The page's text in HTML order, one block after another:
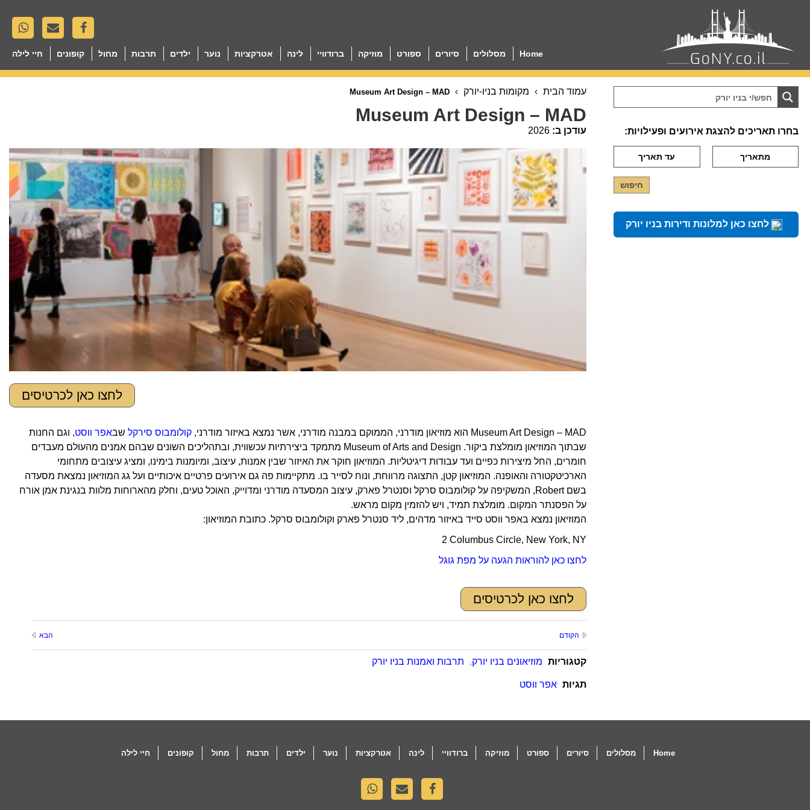
Home מסלולים סיורים ספורט מוזיקה ברודוויי לינה אטרקציות נוער ילדים תרבות מחול קופונים חיי לילה
עמוד הבית מקומות בניו-יורק
Museum Art Design – MAD
עודכן ב: 2026
לחצו כאן לכרטיסים
Museum Art Design – MAD הוא מוזיאון מודרני, הממוקם במבנה מודרני, אשר נמצא באיזור מודרני, קולומבוס סירקלשבאפר ווסט, וגם החנות
שבתוך המוזיאון מומלצת ביקור. Museum of Arts and Design מתמקד ביצירתיות עכשווית, ובתהליכים השונים שבהם אמנים מהעולם מעבדים
חומרים, החל מיצירות כפיים ועד עבודות דיגיטליות. המוזיאון חוקר את האיזור שבין אמנות, עיצוב, ומיומנות בימינו, ומציג עיצובים מתחומי
הארכיטקטורה והאופנה. המוזיאון קטן, התצוגה מרווחת, ונוח לסייר בו. מתקיימות פה גם אירועים פרטיים איכותיים ועל גג המוזיאון נמצאת מסעדה
בשם Robert, המשקיפה על קולומבוס סרקל וסנטרל פארק, עיצוב המסעדה מודרני ומדוייק, האוכל טעים, וחלק מהארוחות מלוות בנגינת אמן אורח
על הפסנתר המקום. מומלצת תמיד, ויש להזמין מקום מראש.
המוזיאון נמצא באפר ווסט סייד באיזור מדהים, ליד סנטרל פארק וקולומבוס סרקל. כתובת המוזיאון:
2 Columbus Circle, New York, NY
לחצו כאן להוראות הגעה על מפת גוגל
לחצו כאן לכרטיסים
הקודם הבא
קטגוריות מוזיאונים בניו יורק, תרבות ואמנות בניו יורק
תגיות אפר ווסט
בחרו תאריכים להצגת אירועים ופעילויות:
לחצו כאן למלונות ודירות בניו יורק
Home מסלולים סיורים ספורט מוזיקה ברודוויי לינה אטרקציות נוער ילדים תרבות מחול קופונים חיי לילה